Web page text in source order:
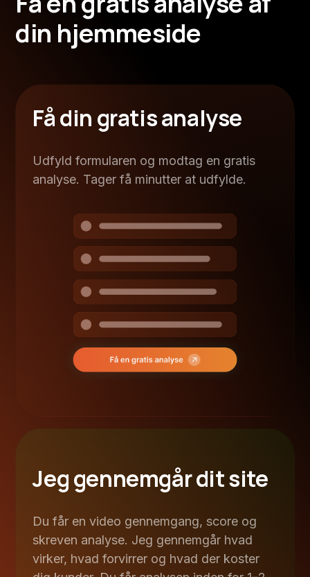
din hjemmeside
Få din gratis analyse
Udfyld formularen og modtag en gratis
analyse. Tager få minutter at udfylde.
Jeg gennemgår dit site
Du får en video gennemgang, score og
skreven analyse. Jeg gennemgår hvad
virker, hvad forvirrer og hvad der koster